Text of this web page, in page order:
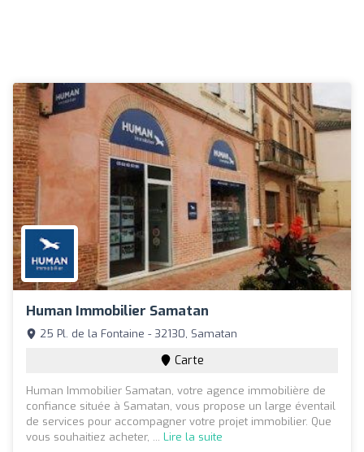
Human Immobilier Samatan
25 Pl. de la Fontaine - 32130, Samatan
Carte
Human Immobilier Samatan, votre agence immobilière de
confiance située à Samatan, vous propose un large éventail
de services pour accompagner votre projet immobilier. Que
vous souhaitiez acheter, ... Lire la suite